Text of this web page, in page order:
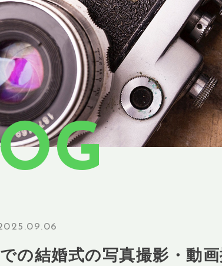
の結婚式の写真撮影・動